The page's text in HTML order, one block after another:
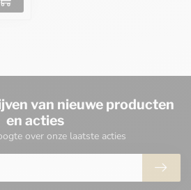
van nieuwe producten
en acties
over onze laatste acties